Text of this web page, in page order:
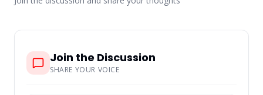
Join the Discussion
SHARE YOUR VOICE